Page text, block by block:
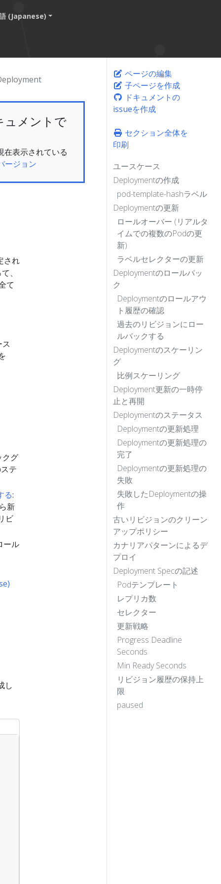
(Japanese)
ュメントで
在表示されている
ージョン
され
、
て
クグ
テ
る:
新
ビ
ール
し
ページの編集
子ページを作成
ドキュメントの
issueを作成
セクション全体を
印刷
ユースケース
Deploymentの作成
pod-template-hashラベル
Deploymentの更新
ロールオーバー (リアルタ
イムでの複数のPodの更
新)
ラベルセレクターの更新
Deploymentのロールバッ
ク
Deploymentのロールアウ
ト履歴の確認
過去のリビジョンにロー
ルバックする
Deploymentのスケーリン
グ
比例スケーリング
Deployment更新の一時停
止と再開
Deploymentのステータス
Deploymentの更新処理
Deploymentの更新処理の
完了
Deploymentの更新処理の
失敗
失敗したDeploymentの操
作
古いリビジョンのクリーン
アップポリシー
カナリアパターンによるデ
プロイ
Deployment Specの記述
Podテンプレート
レプリカ数
セレクター
更新戦略
Progress Deadline
Seconds
Min Ready Seconds
リビジョン履歴の保持上
限
paused